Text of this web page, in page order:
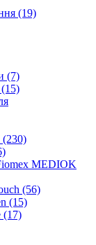
(19)
(7)
(230)
MEDIOK
(56)
(15)
(17)